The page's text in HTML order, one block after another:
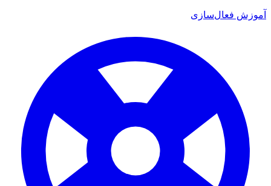
فعال‌سازی